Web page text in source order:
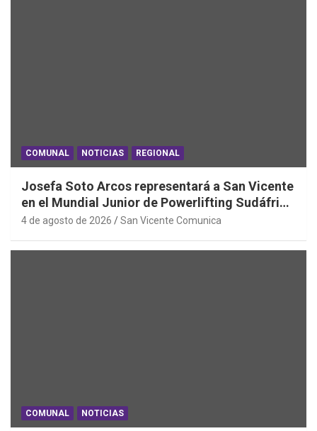
COMUNAL NOTICIAS REGIONAL
Josefa Soto Arcos representará a San Vicente
en el Mundial Junior de Powerlifting Sudáfrica
2026
4 de agosto de 2026 San Vicente Comunica
COMUNAL NOTICIAS